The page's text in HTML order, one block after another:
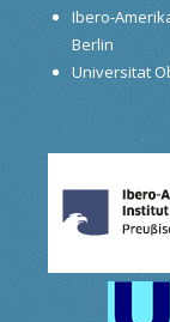
Ibero-
Berlin
Universitat